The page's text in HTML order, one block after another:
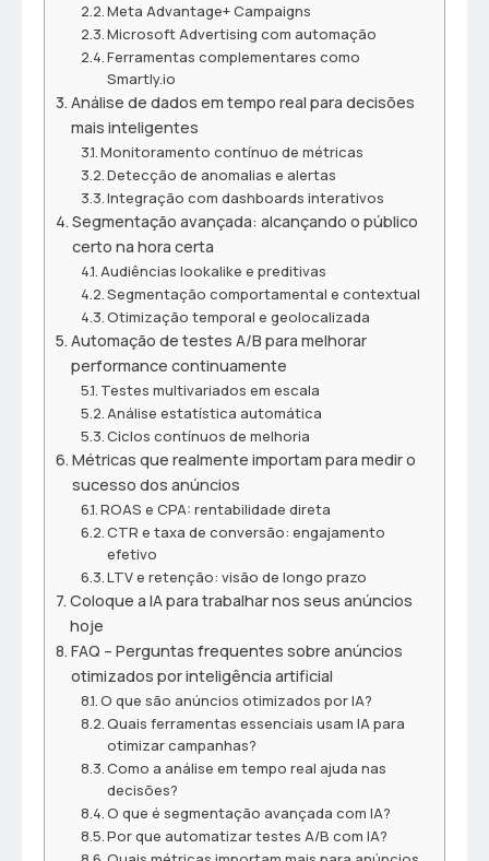
Meta Advantage+ Campaigns
Microsoft Advertising com automação
Ferramentas complementares como
Smartly.io
Análise de dados em tempo real para decisões
mais inteligentes
Monitoramento contínuo de métricas
Detecção de anomalias e alertas
Integração com dashboards interativos
Segmentação avançada: alcançando o público
certo na hora certa
Audiências lookalike e preditivas
Segmentação comportamental e contextual
Otimização temporal e geolocalizada
Automação de testes A/B para melhorar
performance continuamente
Testes multivariados em escala
Análise estatística automática
Ciclos contínuos de melhoria
Métricas que realmente importam para medir o
sucesso dos anúncios
ROAS e CPA: rentabilidade direta
CTR e taxa de conversão: engajamento
efetivo
LTV e retenção: visão de longo prazo
Coloque a IA para trabalhar nos seus anúncios
hoje
FAQ – Perguntas frequentes sobre anúncios
otimizados por inteligência artificial
O que são anúncios otimizados por IA?
Quais ferramentas essenciais usam IA para
otimizar campanhas?
Como a análise em tempo real ajuda nas
decisões?
O que é segmentação avançada com IA?
Por que automatizar testes A/B com IA?